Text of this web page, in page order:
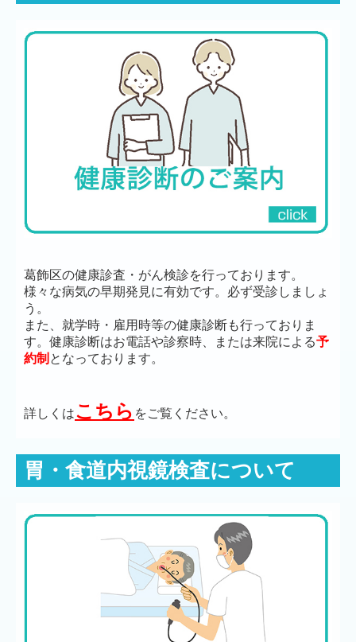
葛飾区の健康診査・がん検診を行っております。
様々な病気の早期発見に有効です。必ず受診しましょ
う。
また、就学時・雇用時等の健康診断も行っておりま
す。健康診断はお電話や診察時、または来院による予
約制 となっております。
詳しくはこちら をご覧ください。
胃・食道内視鏡検査について